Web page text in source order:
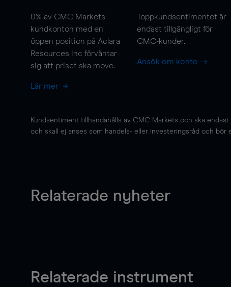
0% av CMC Markets
kundkonton med en
öppen position på Aclara
Resources Inc förväntar
sig att priset ska move.
Lär mer
Toppkundsentimentet är
endast tillgängligt för
CMC-kunder.
Ansök om konto
Kundsentiment tillhandahålls av CMC Markets och ska
och skall ej anses som handels- eller investeringsråd och bör
Relaterade nyheter
Relaterade instrument